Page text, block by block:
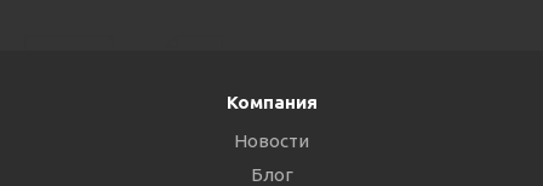
Компания
Новости
Блог